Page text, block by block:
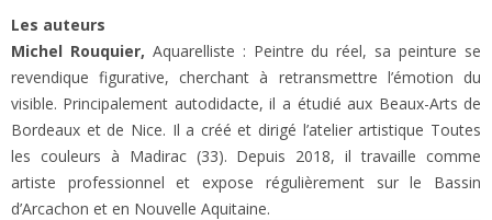
Les auteurs
Michel Rouquier, Aquarelliste : Peintre du réel, sa peinture se
revendique figurative, cherchant à retransmettre l’émotion du
visible. Principalement autodidacte, il a étudié aux Beaux-Arts de
Bordeaux et de Nice. Il a créé et dirigé l’atelier artistique Toutes
les couleurs à Madirac (33). Depuis 2018, il travaille comme
artiste professionnel et expose régulièrement sur le Bassin
d’Arcachon et en Nouvelle Aquitaine.